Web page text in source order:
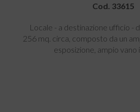
Cod. 33615
Locale - a destinazione ufficio -
256 mq. circa, composto da un
esposizione, ampio vano